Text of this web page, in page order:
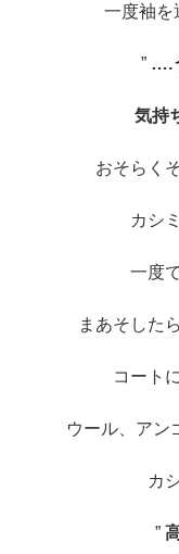
一度袖を
” ….
気持
おそらく
カシ
一度
まあそした
コート
ウール、アン
カ
”